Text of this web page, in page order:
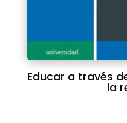
Educar a través
la